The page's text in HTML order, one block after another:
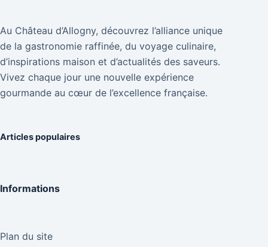
Au Château d’Allogny, découvrez l’alliance unique
de la gastronomie raffinée, du voyage culinaire,
d’inspirations maison et d’actualités des saveurs.
Vivez chaque jour une nouvelle expérience
gourmande au cœur de l’excellence française.
Articles populaires
Informations
Plan du site